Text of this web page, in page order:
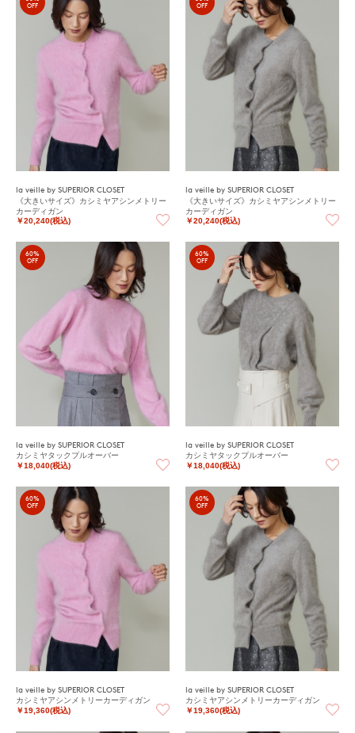
OFF
la veille by SUPERIOR CLOSET
《大きいサイズ》カシミヤアシンメトリー
カーディガン
￥20,240(税込)
OFF
la veille by SUPERIOR CLOSET
《大きいサイズ》カシミヤアシンメトリー
カーディガン
￥20,240(税込)
60%
OFF
la veille by SUPERIOR CLOSET
カシミヤタックプルオーバー
￥18,040(税込)
60%
OFF
la veille by SUPERIOR CLOSET
カシミヤタックプルオーバー
￥18,040(税込)
60%
OFF
la veille by SUPERIOR CLOSET
カシミヤアシンメトリーカーディガン
￥19,360(税込)
60%
OFF
la veille by SUPERIOR CLOSET
カシミヤアシンメトリーカーディガン
￥19,360(税込)